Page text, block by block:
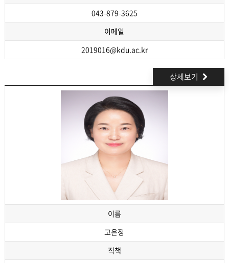
043-879-3625
이메일
2019016@kdu.ac.kr
이름
고은정
직책
상세보기